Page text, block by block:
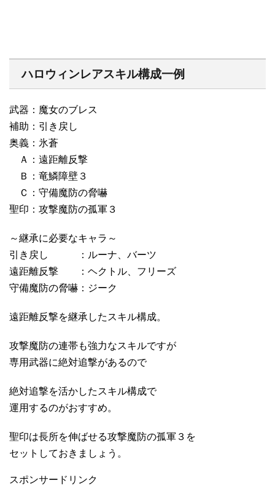
ハロウィンレアスキル構成一例
武器：魔女のブレス
補助：引き戻し
奥義：氷蒼
Ａ：遠距離反撃
Ｂ：竜鱗障壁３
Ｃ：守備魔防の脅嚇
聖印：攻撃魔防の孤軍３
～継承に必要なキャラ～
引き戻し ：ルーナ、バーツ
遠距離反撃 ：ヘクトル、フリーズ
守備魔防の脅嚇：ジーク
遠距離反撃を継承したスキル構成。
攻撃魔防の連帯も強力なスキルですが
専用武器に絶対追撃があるので
絶対追撃を活かしたスキル構成で
運用するのがおすすめ。
聖印は長所を伸ばせる攻撃魔防の孤軍３を
セットしておきましょう。
スポンサードリンク